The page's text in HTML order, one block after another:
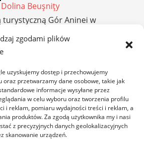
zgodami plików
uzyskujemy dostęp i przechowujemy
oraz przetwarzamy dane osobowe, takie jak
informacje wysyłane przez
w celu wyboru oraz tworzenia profilu
i reklam, pomiaru wydajności treści i reklam, a
produktów. Za zgodą użytkownika my i nasi
z precyzyjnych danych geolokalizacyjnych
skanowanie urządzeń.
Dolina Beuşniţy
turystyczną Gór Aninei w
Beuşniţy. Leży ona w
…